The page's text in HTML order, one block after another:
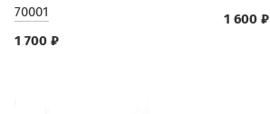
70001
1 700 ₽
1 600 ₽